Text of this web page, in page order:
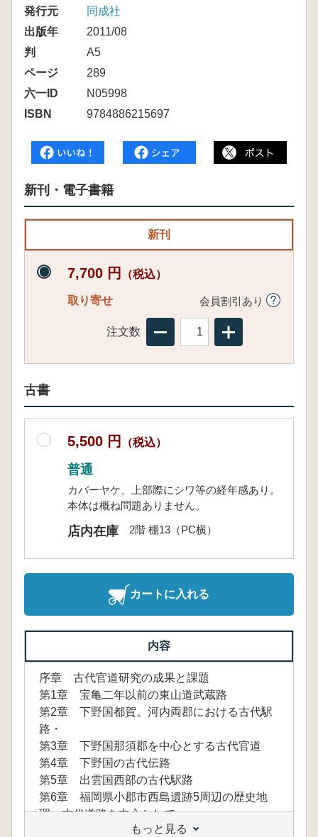
発行元
同成社
出版年
2011/08
判
A5
ページ
289
六一ID
N05998
ISBN
9784886215697
新刊・電子書籍
新刊
7,700 円 （税込）
取り寄せ 会員割引あり
注文数
古書
5,500 円 （税込）
普通
カバーヤケ、上部際にシワ等の経年感あり。
本体は概ね問題ありません。
店内在庫 2階 棚13（PC横）
カートに入れる
内容
序章 古代官道研究の成果と課題
第1章 宝亀二年以前の東山道武蔵路
第2章 下野国都賀。河内両郡における古代駅
路・
第3章 下野国那須郡を中心とする古代官道
第4章 下野国の古代伝路
第5章 出雲国西部の古代駅路
第6章 福岡県小郡市西島遺跡5周辺の歴史地
理 古代道路を中心として
第7章 豊前国京都・仲津両郡における古代官
もっと見る